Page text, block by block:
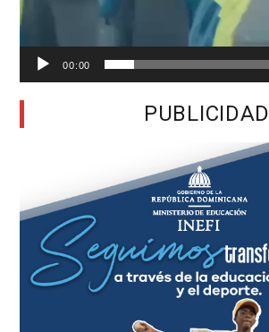
00:00
PUBLICIDAD